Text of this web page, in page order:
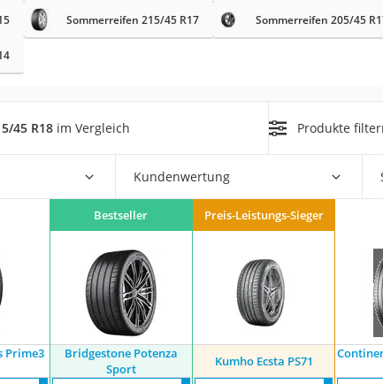
55 R16
Sommerreifen 215/45 R17 Sommerreifen 205/45
45 R18 im Vergleich Produkte
Kundenwertung
Bestseller Preis-Leistungs-Sieger
Prime3
Bridgestone Potenza
Sport
Kumho Ecsta PS71